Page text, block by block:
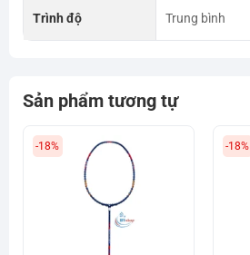
Trình độ Trung bình
Sản phẩm tương tự
-18% -18%